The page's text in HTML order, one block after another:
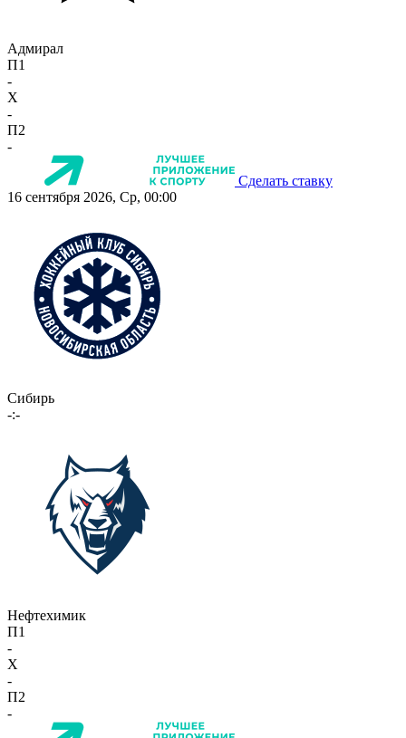
Адмирал
П1
-
X
-
П2
-
Сделать ставку
16 сентября 2026, Ср, 00:00
Сибирь
-:-
Нефтехимик
П1
-
X
-
П2
-